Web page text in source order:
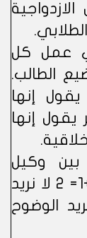
عمل كل
الطالب.
يقول إنها
يقول إنها
بين وكيل
المدرسة والمرشد الطلابي. نريد 1+1= 2 لا نريد
الوضوح